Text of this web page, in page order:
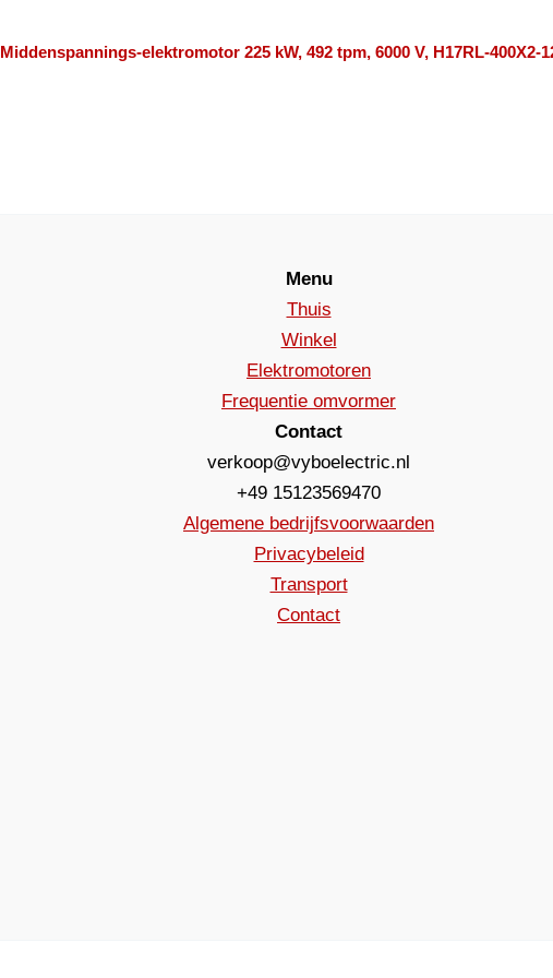
Middenspannings-elektromotor 225 kW, 492 tpm, 6000 V, H17RL-400X2-
Menu
Thuis
Winkel
Elektromotoren
Frequentie omvormer
Contact
verkoop@vyboelectric.nl
+49 15123569470
Algemene bedrijfsvoorwaarden
Privacybeleid
Transport
Contact